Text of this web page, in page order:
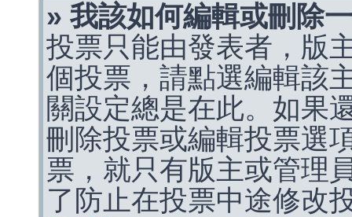
» 我該如何編輯或刪除
投票只能由發表者，版
個投票，請點選編輯該
關設定總是在此。如果
刪除投票或編輯投票選
票，就只有版主或管理
了防止在投票中途修改